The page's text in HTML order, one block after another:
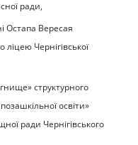
ради,
Остапа Вересая
Чернігівської
структурного
освіти»
ради Чернігівського